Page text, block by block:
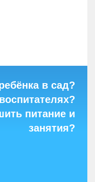
в сад?
питание и
занятия?